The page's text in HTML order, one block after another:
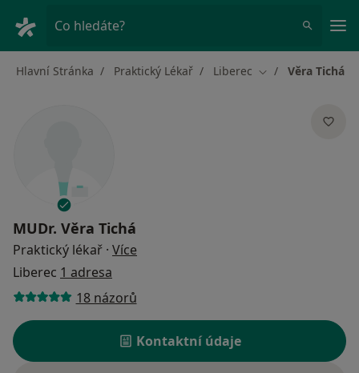
Co hledáte?
Hlavní Stránka Praktický Lékař Liberec Změna města
Věra Tichá
MUDr. Věra Tichá
Praktický lékař · Více
Liberec 1 adresa
18 názorů
Kontaktní údaje